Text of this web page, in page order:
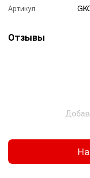
Артикул
Отзывы